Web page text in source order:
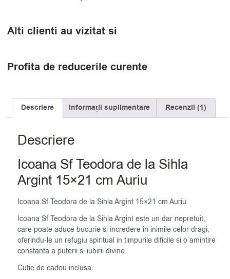
Alti clienti au vizitat si
Profita de reducerile curente
Descriere Informații suplimentare Recenzii (1)
Descriere
Icoana Sf Teodora de la Sihla
Argint 15×21 cm Auriu
Icoana Sf Teodora de la Sihla Argint 15×21 cm Auriu
Icoana Sf Teodora de la Sihla Argint este un dar nepretuit,
care poate aduce bucurie si incredere in inimile celor dragi,
oferindu-le un refugiu spiritual in timpurile dificile si o amintire
constanta a puterii si iubirii divine.
Cutie de cadou inclusa.